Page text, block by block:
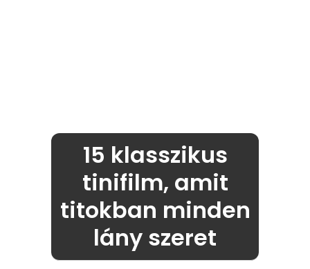
15 klasszikus
tinifilm, amit
titokban minden
lány szeret